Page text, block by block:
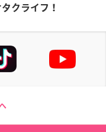
クライフ！